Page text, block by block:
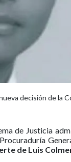
decisión de la
de Justicia
de Luis